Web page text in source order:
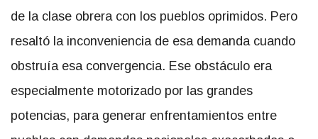
de la clase obrera con los pueblos oprimidos. Pero
resaltó la inconveniencia de esa demanda cuando
obstruía esa convergencia. Ese obstáculo era
especialmente motorizado por las grandes
potencias, para generar enfrentamientos entre